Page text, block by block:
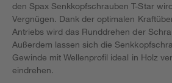
den Spax Senkkopfschrauben T-Star
Vergnügen. Dank der optimalen
Antriebs wird das Runddrehen der
Außerdem lassen sich die
Gewinde mit Wellenprofil ideal in Holz
eindrehen.